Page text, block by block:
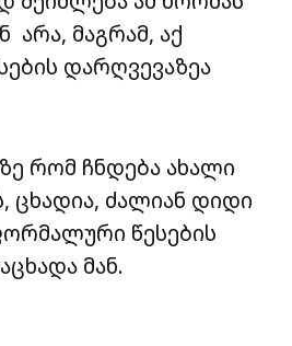
არა, მაგრამ, აქ
დარღვევაზეა
რომ ჩნდება ახალი
ცხადია, ძალიან დიდი
წესების
მან.